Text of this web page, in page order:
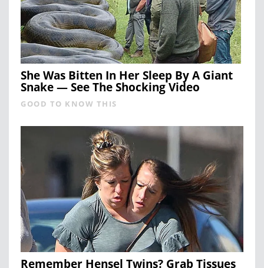
She Was Bitten In Her Sleep By A Giant
Snake — See The Shocking Video
GOOD TO KNOW THIS
Remember Hensel Twins? Grab Tissues